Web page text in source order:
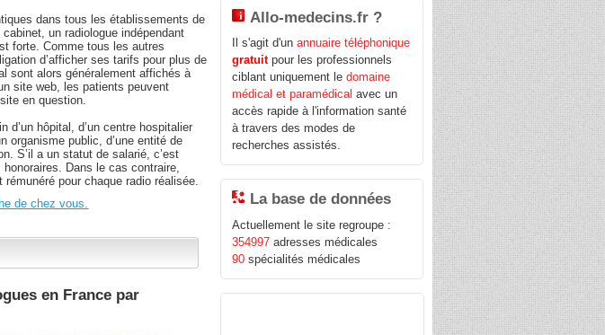
dans tous les établissements de
un radiologue indépendant
forte. Comme tous les autres
d’afficher ses tarifs pour plus de
sont alors généralement affichés à
site web, les patients peuvent
en question.
d’un hôpital, d’un centre hospitalier
organisme public, d’une entité de
S’il a un statut de salarié, c’est
Dans le cas contraire,
pour chaque radio réalisée.
de chez vous.
en France par
Allo-medecins.fr ?
Il s'agit d'unannuaire téléphonique
gratuitpour les professionnels
ciblant uniquement ledomaine
médical et paramédical avec un
accès rapide à l'information santé
à travers des modes de
recherches assistés.
La base de données
Actuellement le site regroupe :
354997 adresses médicales
90 spécialités médicales